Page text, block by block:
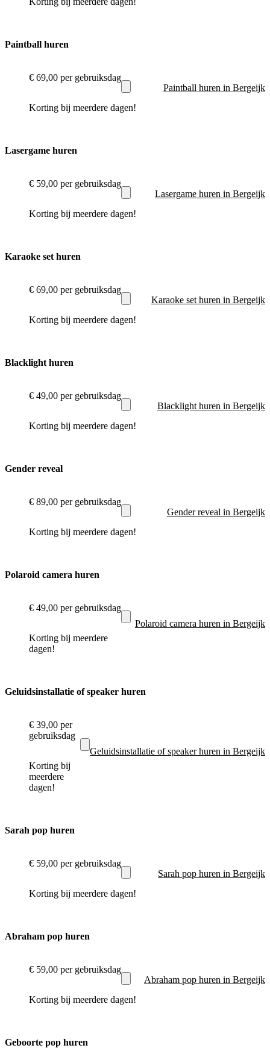
Paintball huren
€ 69,00 per gebruiksdag
Korting bij meerdere dagen!
Paintball huren in Bergeijk
Lasergame huren
€ 59,00 per gebruiksdag
Korting bij meerdere dagen!
Lasergame huren in Bergeijk
Karaoke set huren
€ 69,00 per gebruiksdag
Korting bij meerdere dagen!
Karaoke set huren in Bergeijk
Blacklight huren
€ 49,00 per gebruiksdag
Korting bij meerdere dagen!
Blacklight huren in Bergeijk
Gender reveal
€ 89,00 per gebruiksdag
Korting bij meerdere dagen!
Gender reveal in Bergeijk
Polaroid camera huren
€ 49,00 per gebruiksdag
Korting bij meerdere
dagen!
Polaroid camera huren in Bergeijk
Geluidsinstallatie of speaker huren
€ 39,00 per
gebruiksdag
Korting bij
meerdere
dagen!
Geluidsinstallatie of speaker huren in Bergeijk
Sarah pop huren
€ 59,00 per gebruiksdag
Korting bij meerdere dagen!
Sarah pop huren in Bergeijk
Abraham pop huren
€ 59,00 per gebruiksdag
Korting bij meerdere dagen!
Abraham pop huren in Bergeijk
Geboorte pop huren